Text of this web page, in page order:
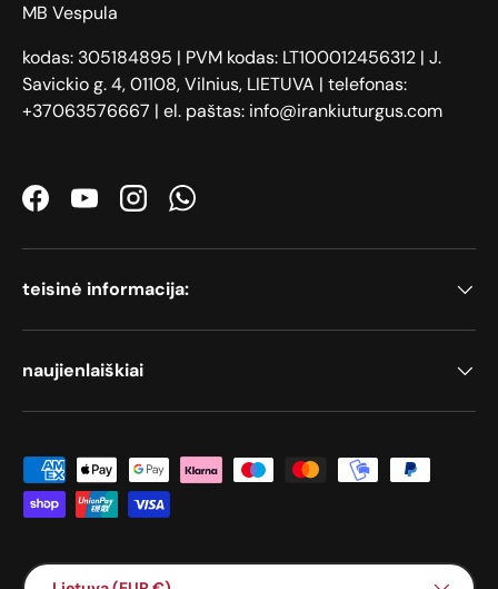
MB Vespula
kodas: 305184895 | PVM kodas: LT100012456312 | J.
Savickio g. 4, 01108, Vilnius, LIETUVA | telefonas:
+37063576667 | el. paštas: info@irankiuturgus.com
FacebookYouTubeInstagramWhatsApp
teisinė informacija:
naujienlaiškiai
Priimami mokėjimo būdai
Šalis / Regionas